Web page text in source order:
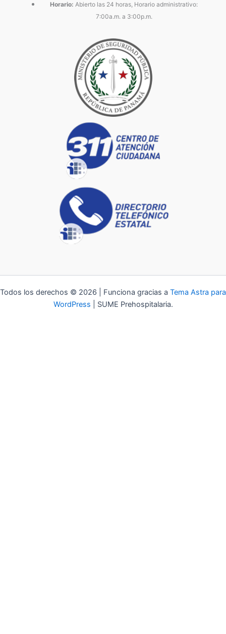
Horario: Abierto las 24 horas, Horario administrativo:
7:00a.m. a 3:00p.m.
Todos los derechos © 2026 | Funciona gracias a Tema Astra para
WordPress | SUME Prehospitalaria.